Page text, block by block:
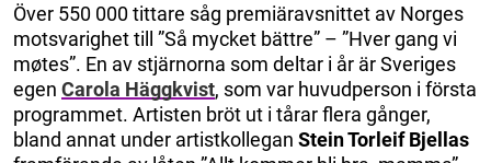
Över 550 000 tittare såg premiäravsnittet av Norges
motsvarighet till ”Så mycket bättre” – ”Hver gang vi
møtes”. En av stjärnorna som deltar i år är Sveriges
egen Carola Häggkvist, som var huvudperson i första
programmet. Artisten bröt ut i tårar flera gånger,
bland annat under artistkollegan Stein Torleif Bjellas